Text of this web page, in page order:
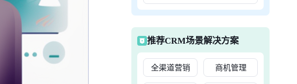
推荐CRM场景解决方案
全渠道营销 商机管理